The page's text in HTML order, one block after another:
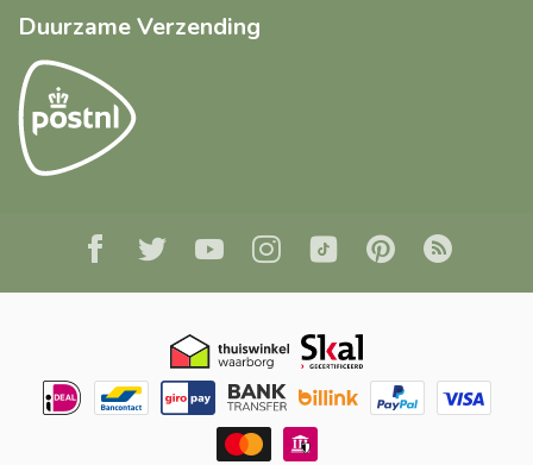
Duurzame Verzending